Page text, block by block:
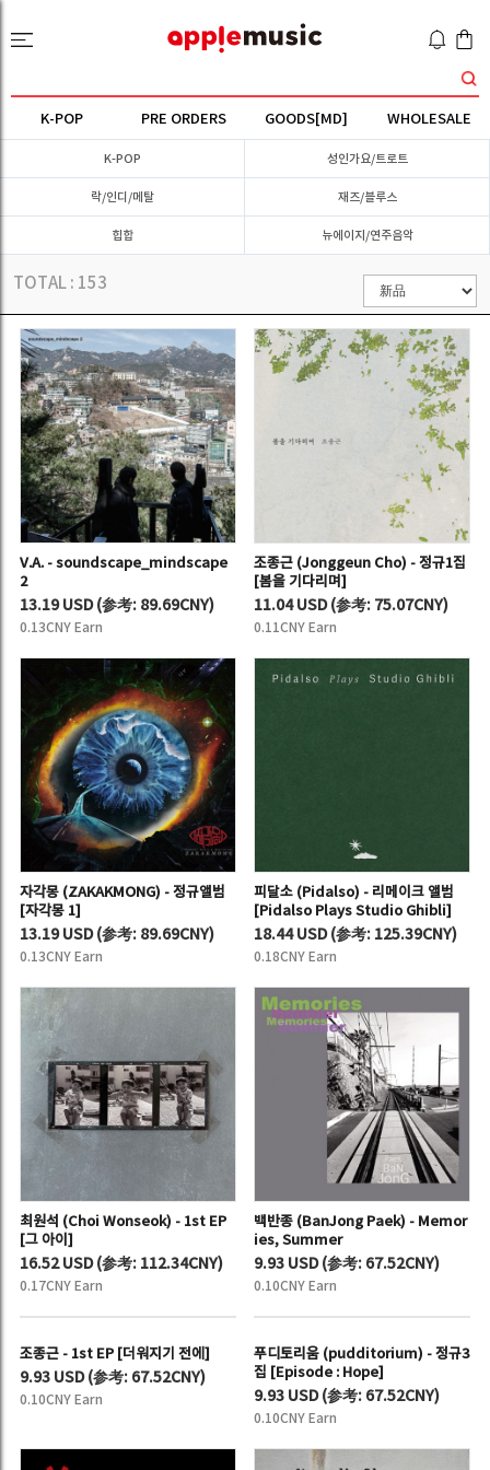
K-POP PRE ORDERS GOODS[MD] WHOLESALE
K-POP 성인가요/트로트
락/인디/메탈 재즈/블루스
힙합 뉴에이지/연주음악
TOTAL : 153
V.A. - soundscape_mindscape
2
13.19 USD(参考: 89.69CNY)
0.13CNY Earn
조종근 (Jonggeun Cho) - 정규1집
[봄을 기다리며]
11.04 USD(参考: 75.07CNY)
0.11CNY Earn
자각몽 (ZAKAKMONG) - 정규앨범
[자각몽 1]
13.19 USD(参考: 89.69CNY)
0.13CNY Earn
피달소 (Pidalso) - 리메이크 앨범
[Pidalso Plays Studio Ghibli]
18.44 USD(参考: 125.39CNY)
0.18CNY Earn
최원석 (Choi Wonseok) - 1st EP
[그 아이]
16.52 USD(参考: 112.34CNY)
0.17CNY Earn
백반종 (BanJong Paek) - Memor
ies, Summer
9.93 USD(参考: 67.52CNY)
0.10CNY Earn